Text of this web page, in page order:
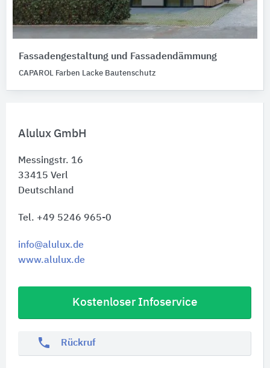
Alulux GmbH
Messingstr. 16
33415 Verl
Deutschland
Tel. +49 5246 965-0
info@alulux.de
www.alulux.de
Kostenloser Infoservice
phone Rückruf
Fassadengestaltung und Fassadendämmung
CAPAROL Farben Lacke Bautenschutz